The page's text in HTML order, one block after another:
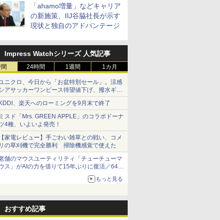
「ahamo増量」などキャリア
の新施策、IIJ谷脇社長が示す
現状と独自のアドバンテージ
Impress Watchシリーズ 人気記事
24時間 1週間 1カ月
ニクロ、今日から「お盆特別セール」。涼感
アサッカーワンピース待望値下げ、撥水ギア
ョーツは1990円に
、楽天へのローミングを9月末で終了
スド「Mrs. GREEN APPLE」のコラボドーナ
4種、いよいよ発売！
家電レビュー】手ごわい雑草との戦い、コメ
の草刈機で完全勝利 掃除機感覚で使えた
舗のマウスユーティリティ「チューチューマ
ス」がAIの力を借りて15年ぶりに復活／64bit
、Windows 10/11、「Chrome」も走り回
。復活記念で2026年末まで500円
もっと見る
おすすめ記事